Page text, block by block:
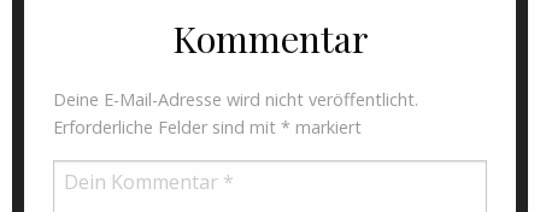
Kommentar
Deine E-Mail-Adresse wird nicht veröffentlicht.
Erforderliche Felder sind mit * markiert